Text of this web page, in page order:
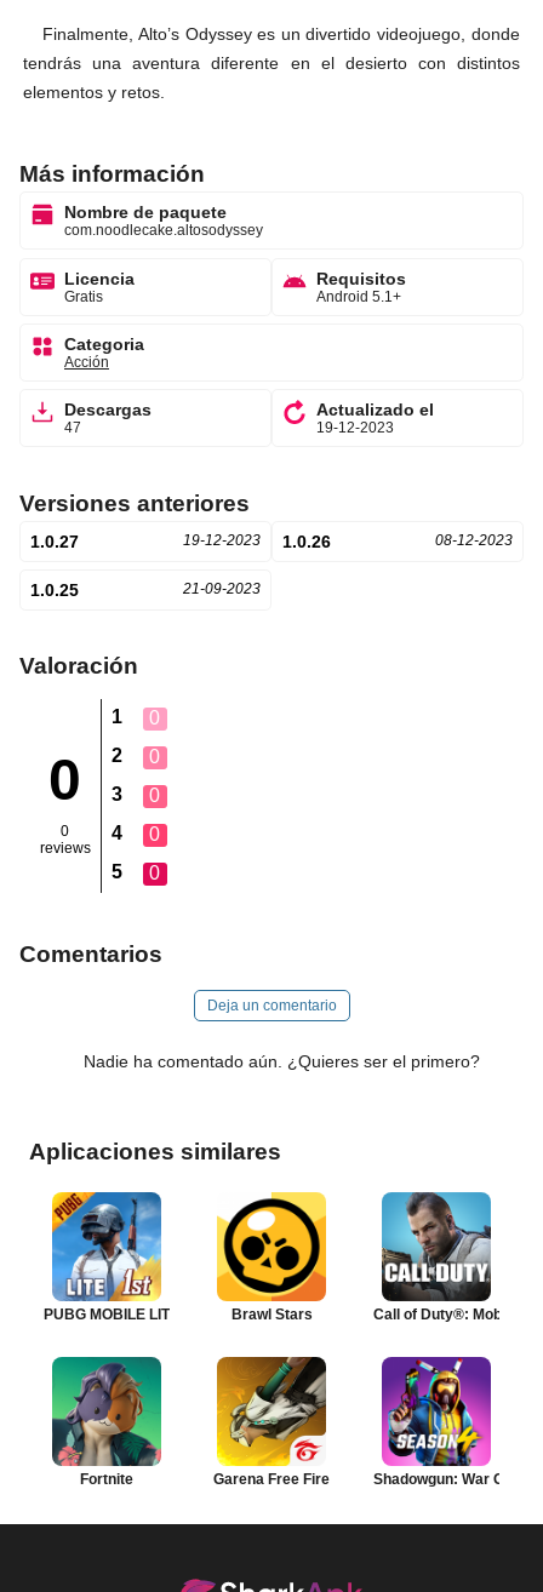
Finalmente, Alto’s Odyssey es un divertido videojuego, donde
tendrás una aventura diferente en el desierto con distintos
elementos y retos.
Más información
Nombre de paquete
com.noodlecake.altosodyssey
Licencia
Gratis
Requisitos
Android 5.1+
Categoria
Acción
Descargas
47
Actualizado el
19-12-2023
Versiones anteriores
1.0.27 19-12-2023 1.0.26 08-12-2023
1.0.25 21-09-2023
Valoración
0
0
reviews
1
0
2
0
3
0
4
0
5
0
Comentarios
Deja un comentario
Nadie ha comentado aún. ¿Quieres ser el primero?
Aplicaciones similares
PUBG MOBILE LITE Brawl Stars Call of Duty®: Mobile
Fortnite Garena Free Fire Shadowgun: War Games